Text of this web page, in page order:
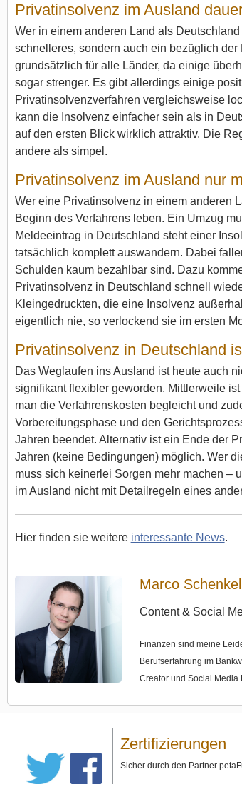
Privatinsolvenz im Ausland
Wer in einem anderen Land als
schnelleres, sondern auch ein bezüglich
grundsätzlich für alle Länder, da einige
sogar strenger. Es gibt allerdings einige
Privatinsolvenzverfahren vergleichsweise
kann die Insolvenz einfacher sein als in
auf den ersten Blick wirklich attraktiv. Die
andere als simpel.
Privatinsolvenz im Ausland nur
Wer eine Privatinsolvenz in einem anderen
Beginn des Verfahrens leben. Ein Umzug
Meldeeintrag in Deutschland steht einer
tatsächlich komplett auswandern. Dabei
Schulden kaum bezahlbar sind. Dazu
Privatinsolvenz in Deutschland schnell
Kleingedruckten, die eine Insolvenz
eigentlich nie, so verlockend sie im ersten
Privatinsolvenz in Deutschland
Das Weglaufen ins Ausland ist heute auch
signifikant flexibler geworden. Mittlerweile
man die Verfahrenskosten begleicht und
Vorbereitungsphase und den
Jahren beendet. Alternativ ist ein Ende der
Jahren (keine Bedingungen) möglich. Wer
muss sich keinerlei Sorgen mehr machen –
im Ausland nicht mit Detailregeln eines
Hier finden sie weitere interessante News.
Marco Schenkel
Content & Social
Finanzen sind meine
Berufserfahrung im
Creator und Social
Zertifizierungen
Sicher durch den Partner